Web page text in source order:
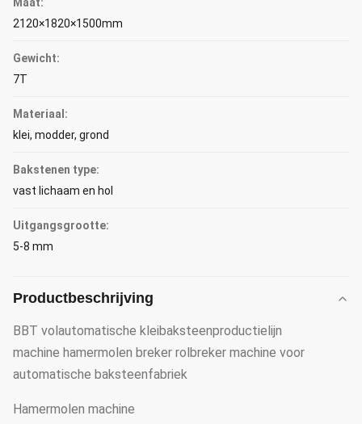
2120×1820×1500mm
Gewicht:
7T
Materiaal:
klei, modder, grond
Bakstenen type:
vast lichaam en hol
Uitgangsgrootte:
5-8 mm
Productbeschrijving
BBT volautomatische kleibaksteenproductielijn
machine hamermolen breker rolbreker machine voor
automatische baksteenfabriek
Hamermolen machine